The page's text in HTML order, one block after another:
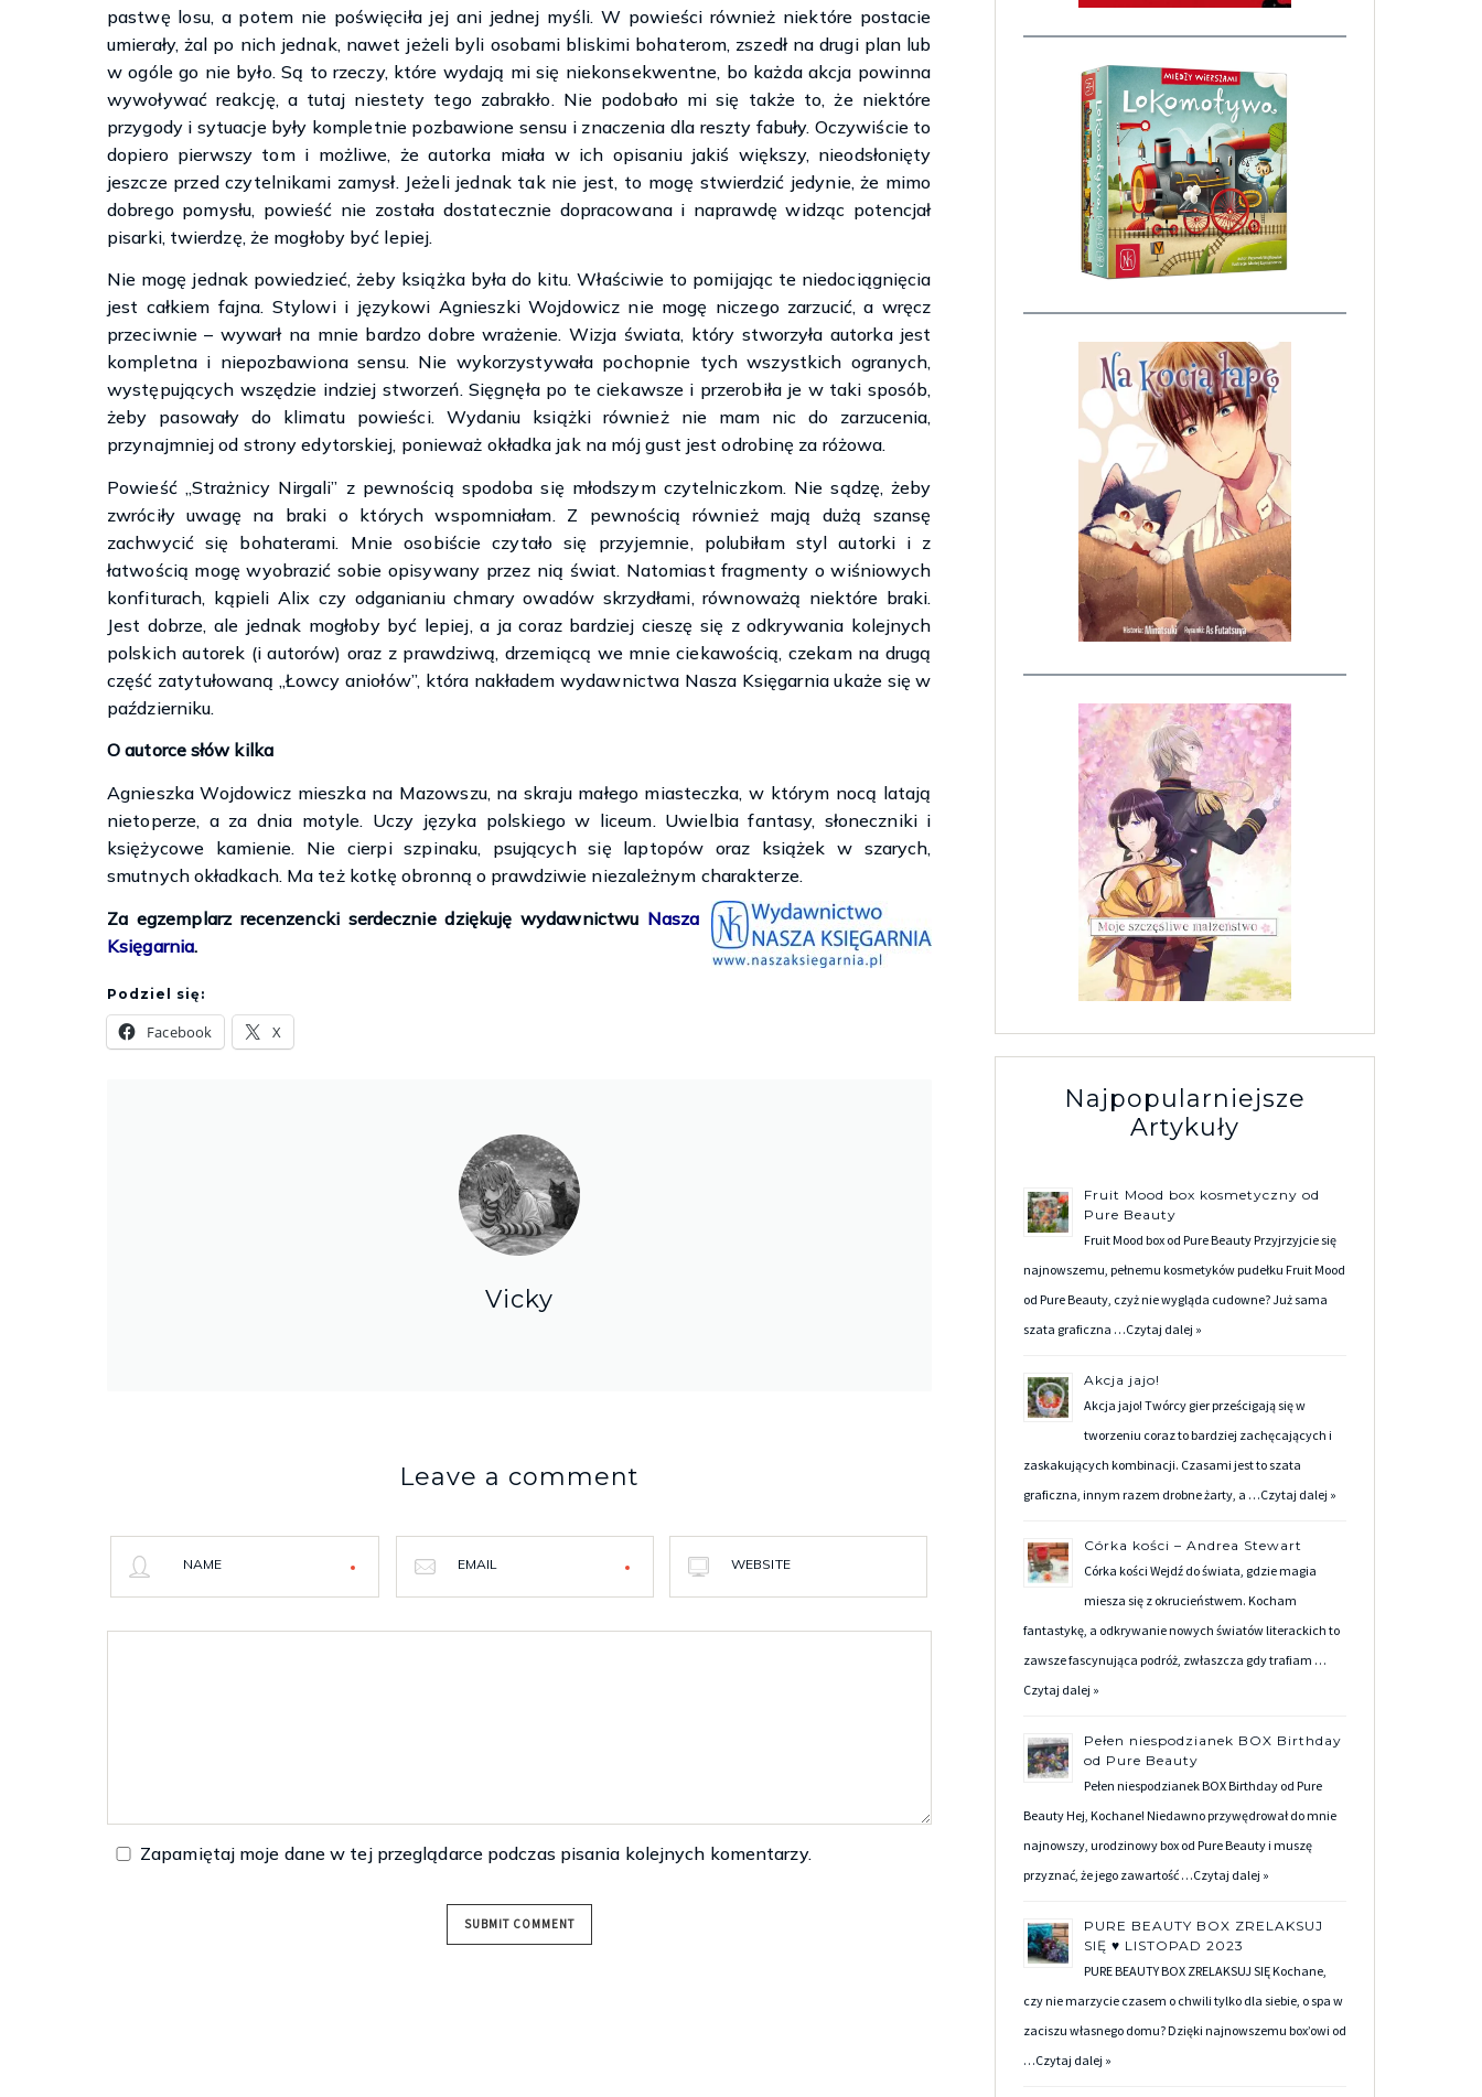
pastwę losu, a potem nie poświęciła jej ani jednej myśli. W powieści również niektóre postacie
umierały, żal po nich jednak, nawet jeżeli byli osobami bliskimi bohaterom, zszedł na drugi plan lub
w ogóle go nie było. Są to rzeczy, które wydają mi się niekonsekwentne, bo każda akcja powinna
wywoływać reakcję, a tutaj niestety tego zabrakło. Nie podobało mi się także to, że niektóre
przygody i sytuacje były kompletnie pozbawione sensu i znaczenia dla reszty fabuły. Oczywiście to
dopiero pierwszy tom i możliwe, że autorka miała w ich opisaniu jakiś większy, nieodsłonięty
jeszcze przed czytelnikami zamysł. Jeżeli jednak tak nie jest, to mogę stwierdzić jedynie, że mimo
dobrego pomysłu, powieść nie została dostatecznie dopracowana i naprawdę widząc potencjał
pisarki, twierdzę, że mogłoby być lepiej.
Nie mogę jednak powiedzieć, żeby książka była do kitu. Właściwie to pomijając te niedociągnięcia
jest całkiem fajna. Stylowi i językowi Agnieszki Wojdowicz nie mogę niczego zarzucić, a wręcz
przeciwnie – wywarł na mnie bardzo dobre wrażenie. Wizja świata, który stworzyła autorka jest
kompletna i niepozbawiona sensu. Nie wykorzystywała pochopnie tych wszystkich ogranych,
występujących wszędzie indziej stworzeń. Sięgnęła po te ciekawsze i przerobiła je w taki sposób,
żeby pasowały do klimatu powieści. Wydaniu książki również nie mam nic do zarzucenia,
przynajmniej od strony edytorskiej, ponieważ okładka jak na mój gust jest odrobinę za różowa.
Powieść „Strażnicy Nirgali” z pewnością spodoba się młodszym czytelniczkom. Nie sądzę, żeby
zwróciły uwagę na braki o których wspomniałam. Z pewnością również mają dużą szansę
zachwycić się bohaterami. Mnie osobiście czytało się przyjemnie, polubiłam styl autorki i z
łatwością mogę wyobrazić sobie opisywany przez nią świat. Natomiast fragmenty o wiśniowych
konfiturach, kąpieli Alix czy odganianiu chmary owadów skrzydłami, równoważą niektóre braki.
Jest dobrze, ale jednak mogłoby być lepiej, a ja coraz bardziej cieszę się z odkrywania kolejnych
polskich autorek (i autorów) oraz z prawdziwą, drzemiącą we mnie ciekawością, czekam na drugą
część zatytułowaną „Łowcy aniołów”, która nakładem wydawnictwa Nasza Księgarnia ukaże się w
październiku.
O autorce słów kilka
Agnieszka Wojdowicz mieszka na Mazowszu, na skraju małego miasteczka, w którym nocą latają
nietoperze, a za dnia motyle. Uczy języka polskiego w liceum. Uwielbia fantasy, słoneczniki i
księżycowe kamienie. Nie cierpi szpinaku, psujących się laptopów oraz książek w szarych,
smutnych okładkach. Ma też kotkę obronną o prawdziwie niezależnym charakterze.
Za egzemplarz recenzencki serdecznie dziękuję wydawnictwu Nasza
Księgarnia.
Podziel się:
Facebook X
Vicky
Leave a comment
NAME EMAIL WEBSITE
Zapamiętaj moje dane w tej przeglądarce podczas pisania kolejnych komentarzy.
Najpopularniejsze
Artykuły
Fruit Mood box kosmetyczny od
Pure Beauty
Fruit Mood box od Pure Beauty Przyjrzyjcie się
najnowszemu, pełnemu kosmetyków pudełku Fruit Mood
od Pure Beauty, czyż nie wygląda cudowne? Już sama
szata graficzna …Czytaj dalej »
Akcja jajo!
Akcja jajo! Twórcy gier prześcigają się w
tworzeniu coraz to bardziej zachęcających i
zaskakujących kombinacji. Czasami jest to szata
graficzna, innym razem drobne żarty, a …Czytaj dalej »
Córka kości – Andrea Stewart
Córka kości Wejdź do świata, gdzie magia
miesza się z okrucieństwem. Kocham
fantastykę, a odkrywanie nowych światów literackich to
zawsze fascynująca podróż, zwłaszcza gdy trafiam …
Czytaj dalej »
Pełen niespodzianek BOX Birthday
od Pure Beauty
Pełen niespodzianek BOX Birthday od Pure
Beauty Hej, Kochane! Niedawno przywędrował do mnie
najnowszy, urodzinowy box od Pure Beauty i muszę
przyznać, że jego zawartość …Czytaj dalej »
PURE BEAUTY BOX ZRELAKSUJ
SIĘ ♥ LISTOPAD 2023
PURE BEAUTY BOX ZRELAKSUJ SIĘ Kochane,
czy nie marzycie czasem o chwili tylko dla siebie, o spa w
zaciszu własnego domu? Dzięki najnowszemu box’owi od
…Czytaj dalej »